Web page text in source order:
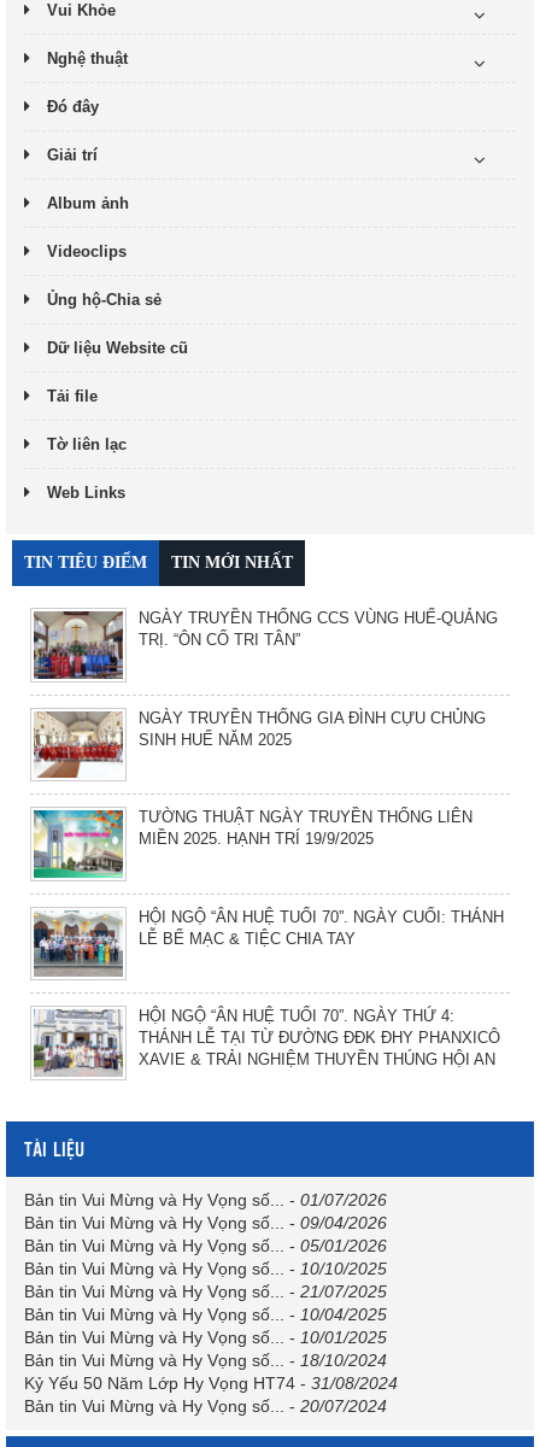
Vui Khỏe
Nghệ thuật
Đó đây
Giải trí
Album ảnh
Videoclips
Ủng hộ-Chia sẻ
Dữ liệu Website cũ
Tải file
Tờ liên lạc
Web Links
TIN TIÊU ĐIỂM TIN MỚI NHẤT
NGÀY TRUYỀN THỐNG CCS VÙNG HUẾ-QUẢNG
TRỊ. “ÔN CỐ TRI TÂN”
NGÀY TRUYỀN THỐNG GIA ĐÌNH CỰU CHỦNG
SINH HUẾ NĂM 2025
TƯỜNG THUẬT NGÀY TRUYỀN THỐNG LIÊN
MIỀN 2025. HẠNH TRÍ 19/9/2025
HỘI NGỘ “ÂN HUỆ TUỔI 70”. NGÀY CUỐI: THÁNH
LỄ BẾ MẠC & TIỆC CHIA TAY
HỘI NGỘ “ÂN HUỆ TUỔI 70”. NGÀY THỨ 4:
THÁNH LỄ TẠI TỪ ĐƯỜNG ĐĐK ĐHY PHANXICÔ
XAVIE & TRẢI NGHIỆM THUYỀN THÚNG HỘI AN
TÀI LIỆU
Bản tin Vui Mừng và Hy Vọng số... - 01/07/2026
Bản tin Vui Mừng và Hy Vọng số... - 09/04/2026
Bản tin Vui Mừng và Hy Vọng số... - 05/01/2026
Bản tin Vui Mừng và Hy Vọng số... - 10/10/2025
Bản tin Vui Mừng và Hy Vọng số... - 21/07/2025
Bản tin Vui Mừng và Hy Vọng số... - 10/04/2025
Bản tin Vui Mừng và Hy Vọng số... - 10/01/2025
Bản tin Vui Mừng và Hy Vọng số... - 18/10/2024
Kỷ Yếu 50 Năm Lớp Hy Vọng HT74 - 31/08/2024
Bản tin Vui Mừng và Hy Vọng số... - 20/07/2024